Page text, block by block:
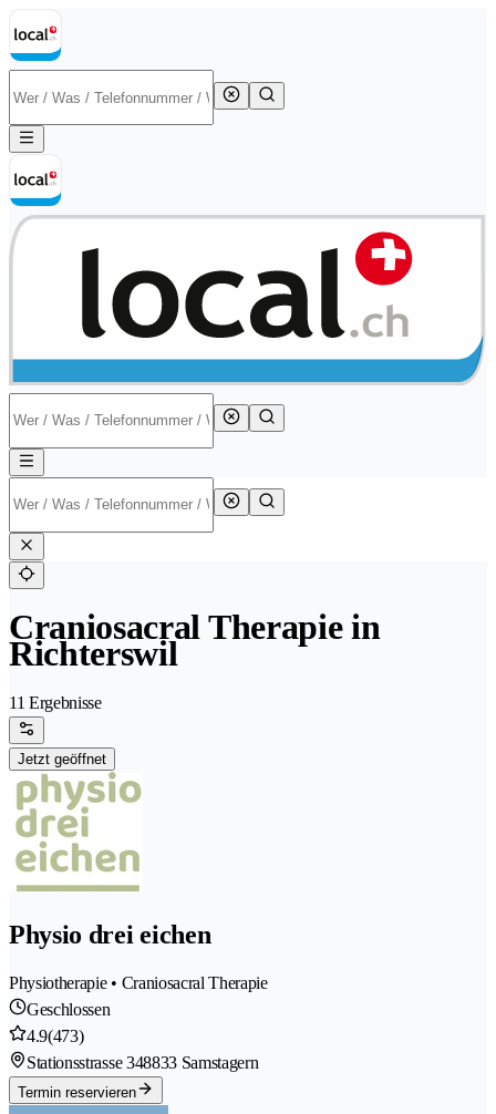
Craniosacral Therapie in
Richterswil
11 Ergebnisse
Jetzt geöffnet
Physio drei eichen
Physiotherapie • Craniosacral Therapie
Geschlossen
4.9(473)
Stationsstrasse 348833 Samstagern
Termin reservieren